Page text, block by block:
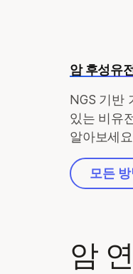
암 후성유
NGS 기반
있는 비유
알아보세
모든 방
암